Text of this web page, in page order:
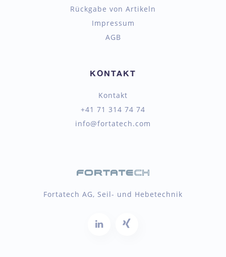
Rückgabe von Artikeln
Impressum
AGB
KONTAKT
Kontakt
+41 71 314 74 74
info@fortatech.com
Fortatech AG, Seil- und Hebetechnik